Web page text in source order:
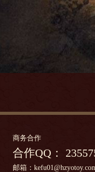
商务合作
合作QQ：
邮箱：